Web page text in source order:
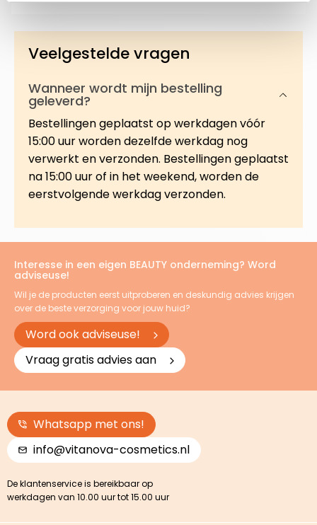
Veelgestelde vragen
Wanneer wordt mijn bestelling
geleverd?
Bestellingen geplaatst op werkdagen vóór
15:00 uur worden dezelfde werkdag nog
verwerkt en verzonden. Bestellingen geplaatst
na 15:00 uur of in het weekend, worden de
eerstvolgende werkdag verzonden.
Interesse in een eigen BEAUTY onderneming? Word
adviseuse!
Wil je de producten eerst uitproberen en deskundig advies krijgen
over de beste verzorging voor jouw huid?
Word ook adviseuse!
Vraag gratis advies aan
Whatsapp met ons!
info@vitanova-cosmetics.nl
De klantenservice is bereikbaar op
werkdagen van 10.00 uur tot 15.00 uur